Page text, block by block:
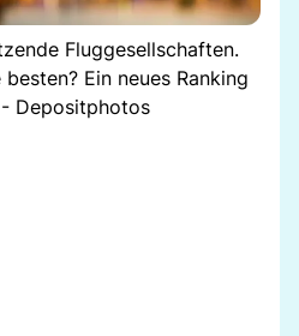
Fluggesellschaften.
Ein neues Ranking
Depositphotos